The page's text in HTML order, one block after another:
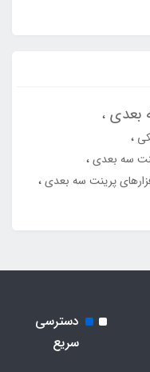
بعدی
سه بعدی
پرینت سه بعدی
دسترسی
سریع